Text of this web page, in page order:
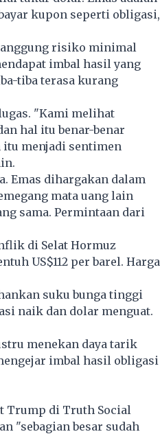
kupon seperti obligasi,
risiko minimal
imbal hasil yang
tiba terasa kurang
"Kami melihat
hal itu benar-benar
itu menjadi sentimen
Emas dihargakan dalam
mata uang lain
sama. Permintaan dari
di Selat Hormuz
US$112 per barel. Harga
suku bunga tinggi
naik dan dolar menguat.
menekan daya tarik
imbal hasil obligasi
Trump di Truth Social
"sebagian besar sudah